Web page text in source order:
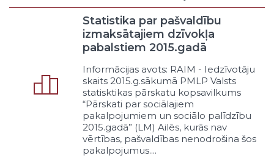
Publiskās infrastruktūras
pieejamība
Dotēšana, subsidēšana, nodokļu
Līdzdalība uzņēmumos vai
biedrībās
Privāto interešu lobēšana
Cits veicināšanas veids
Apsaimniekošana
Publiskās infrastruktūras
apsaimniekošana
Statistika par pašvaldību
izmaksātajiem dzīvokļa
pabalstiem 2015.gadā
Informācijas avots: RAIM - Iedzīvotāju
skaits 2015.g.sākumā PMLP Valsts
statisktikas pārskatu kopsavilkums
“Pārskati par sociālajiem
pakalpojumiem un sociālo palīdzību
2015.gadā” (LM) Ailēs, kurās nav
vērtības, pašvaldības nenodrošina šos
pakalpojumus....